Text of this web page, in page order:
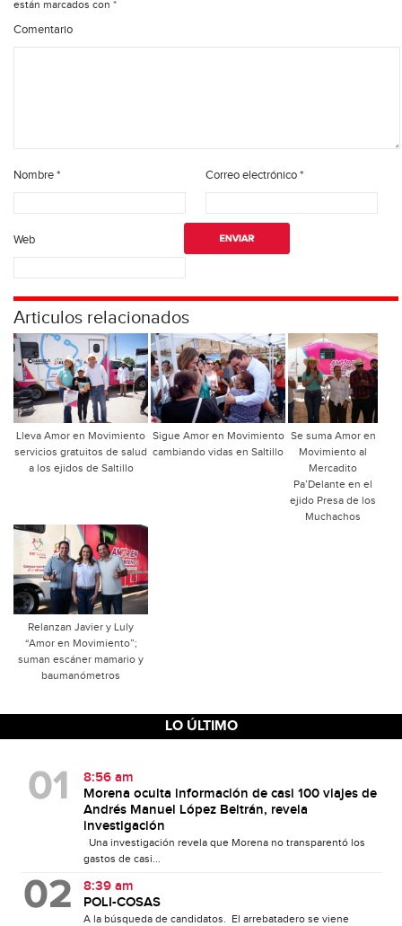
están marcados con *
Comentario
Nombre* Correo electrónico*
Web
Articulos relacionados
Lleva Amor en Movimiento
servicios gratuitos de salud
a los ejidos de Saltillo
Sigue Amor en Movimiento
cambiando vidas en Saltillo
Se suma Amor en
Movimiento al
Mercadito
Pa’Delante en el
ejido Presa de los
Muchachos
Relanzan Javier y Luly
“Amor en Movimiento”;
suman escáner mamario y
baumanómetros
LO ÚLTIMO
8:56 am
Morena oculta información de casi 100 viajes de
Andrés Manuel López Beltrán, revela
investigación
Una investigación revela que Morena no transparentó los
gastos de casi...
8:39 am
POLI-COSAS
A la búsqueda de candidatos. El arrebatadero se viene